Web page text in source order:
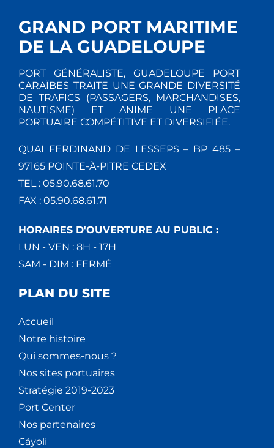
GRAND PORT MARITIME
DE LA GUADELOUPE
PORT GÉNÉRALISTE, GUADELOUPE PORT
CARAÏBES TRAITE UNE GRANDE DIVERSITÉ
DE TRAFICS (PASSAGERS, MARCHANDISES,
NAUTISME) ET ANIME UNE PLACE
PORTUAIRE COMPÉTITIVE ET DIVERSIFIÉE.
QUAI FERDINAND DE LESSEPS – BP 485 –
97165 POINTE-À-PITRE CEDEX
TEL : 05.90.68.61.70
FAX : 05.90.68.61.71
HORAIRES D'OUVERTURE AU PUBLIC :
LUN - VEN : 8H - 17H
SAM - DIM : FERMÉ
PLAN DU SITE
Accueil
Notre histoire
Qui sommes-nous ?
Nos sites portuaires
Stratégie 2019-2023
Port Center
Nos partenaires
Cáyoli